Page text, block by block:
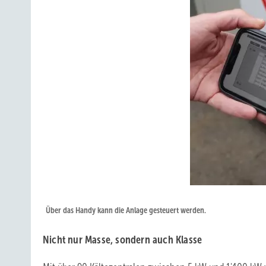
Über das Handy kann die Anlage gesteuert werden.
Nicht nur Masse, sondern auch Klasse